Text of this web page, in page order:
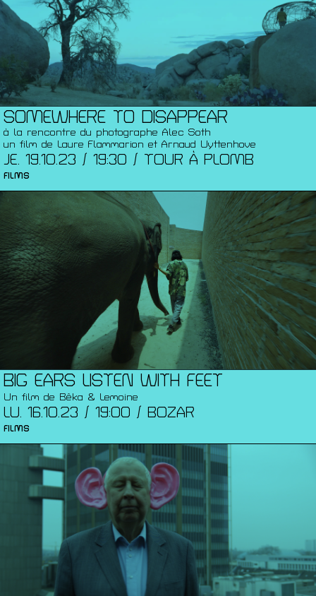
SOMEWHERE TO DISAPPEAR
à la rencontre du photographe Alec Soth
un film de Laure Flammarion et Arnaud Uyttenhove
JE. 19.10.23 / 19:30 / TOUR À PLOMB
FILMS
BIG EARS LISTEN WITH FEET
Un film de Bêka & Lemoine
LU. 16.10.23 / 19:00 / BOZAR
FILMS